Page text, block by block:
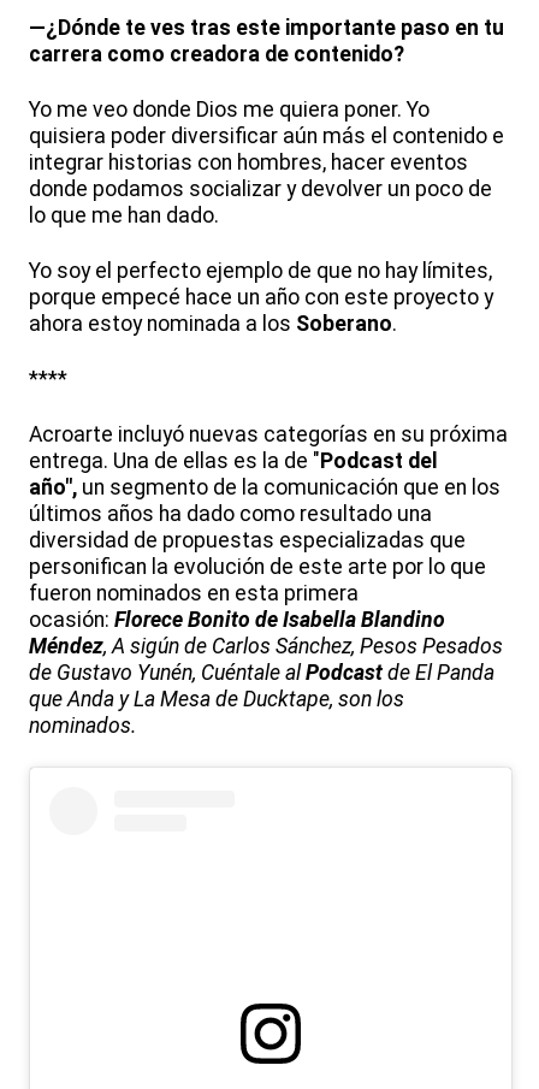
—¿Dónde te ves tras este importante paso en tu
carrera como creadora de contenido?
Yo me veo donde Dios me quiera poner. Yo
quisiera poder diversificar aún más el contenido e
integrar historias con hombres, hacer eventos
donde podamos socializar y devolver un poco de
lo que me han dado.
Yo soy el perfecto ejemplo de que no hay límites,
porque empecé hace un año con este proyecto y
ahora estoy nominada a los Soberano.
****
Acroarte incluyó nuevas categorías en su próxima
entrega. Una de ellas es la de " Podcast del
año", un segmento de la comunicación que en los
últimos años ha dado como resultado una
diversidad de propuestas especializadas que
personifican la evolución de este arte por lo que
fueron nominados en esta primera
ocasión: Florece Bonito de Isabella Blandino
Méndez,A sigún de Carlos Sánchez, Pesos Pesados
de Gustavo Yunén, Cuéntale al Podcast de El Panda
que Anda y La Mesa de Ducktape, son los
nominados.